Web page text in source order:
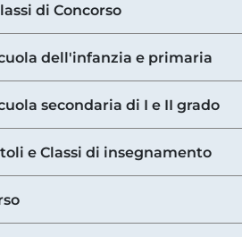
di Concorso
dell'infanzia e primaria
secondaria di I e II grado
e Classi di insegnamento